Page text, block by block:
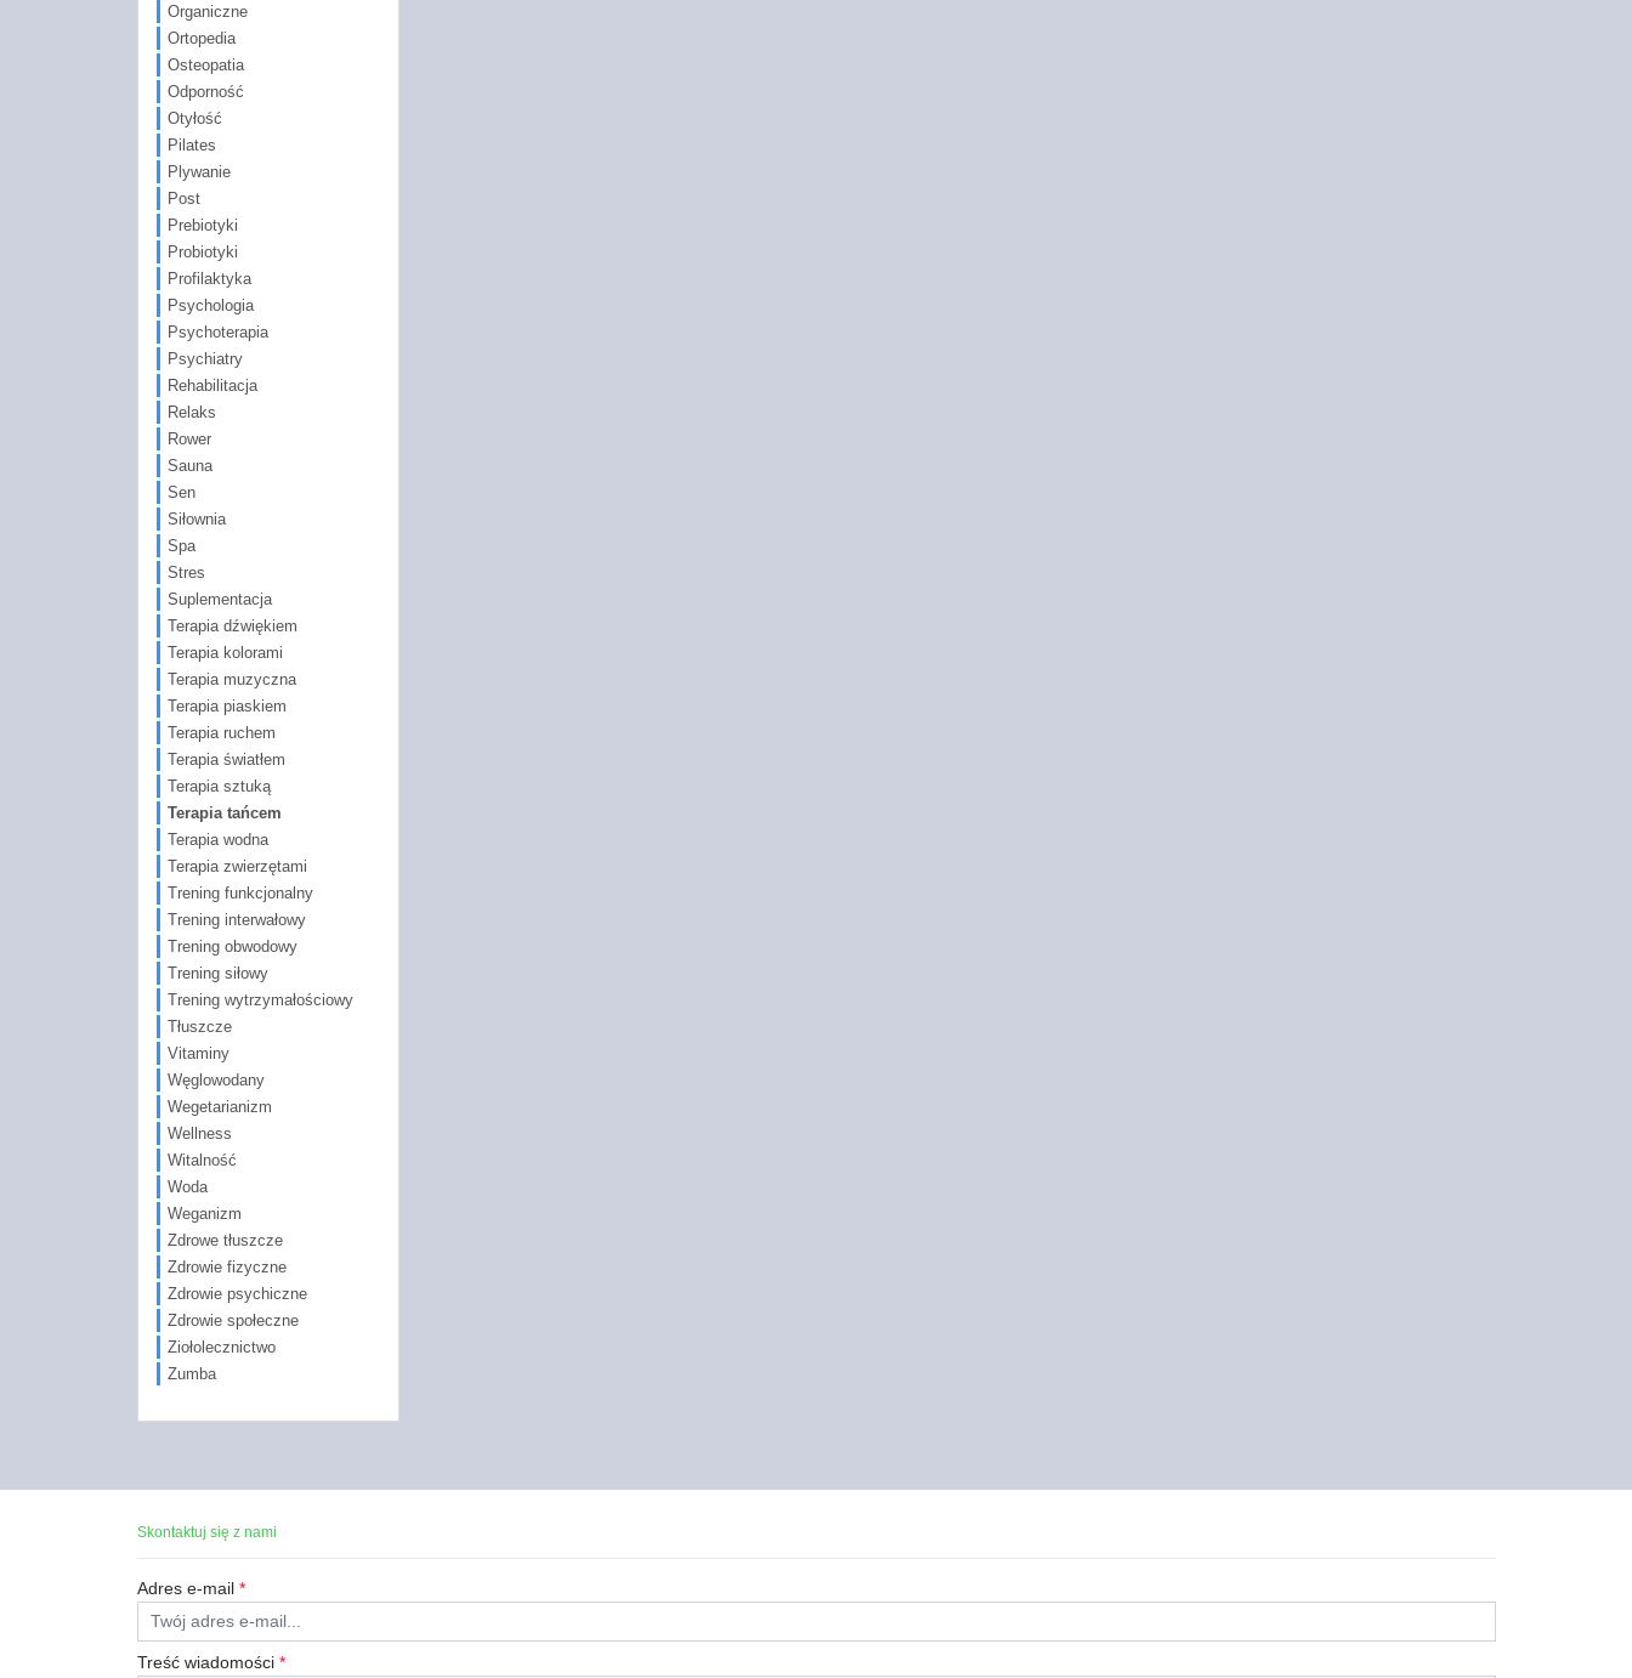
Organiczne
Ortopedia
Osteopatia
Odporność
Otyłość
Pilates
Plywanie
Post
Prebiotyki
Probiotyki
Profilaktyka
Psychologia
Psychoterapia
Psychiatry
Rehabilitacja
Relaks
Rower
Sauna
Sen
Siłownia
Spa
Stres
Suplementacja
Terapia dźwiękiem
Terapia kolorami
Terapia muzyczna
Terapia piaskiem
Terapia ruchem
Terapia światłem
Terapia sztuką
Terapia tańcem
Terapia wodna
Terapia zwierzętami
Trening funkcjonalny
Trening interwałowy
Trening obwodowy
Trening siłowy
Trening wytrzymałościowy
Tłuszcze
Vitaminy
Węglowodany
Wegetarianizm
Wellness
Witalność
Woda
Weganizm
Zdrowe tłuszcze
Zdrowie fizyczne
Zdrowie psychiczne
Zdrowie społeczne
Ziołolecznictwo
Zumba
Skontaktuj się z nami
Adres e-mail *
Treść wiadomości *